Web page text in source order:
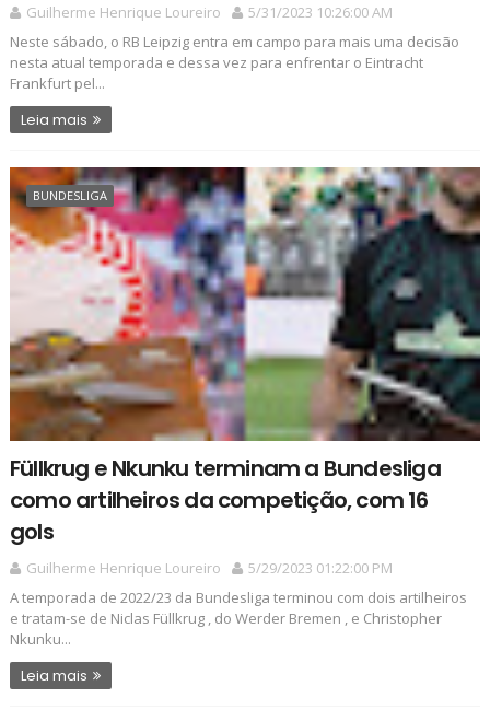
Guilherme Henrique Loureiro
5/31/2023 10:26:00 AM
Neste sábado, o RB Leipzig entra em campo para mais uma decisão
nesta atual temporada e dessa vez para enfrentar o Eintracht
Frankfurt pel...
Leia mais
BUNDESLIGA
Füllkrug e Nkunku terminam a Bundesliga
como artilheiros da competição, com 16
gols
Guilherme Henrique Loureiro
5/29/2023 01:22:00 PM
A temporada de 2022/23 da Bundesliga terminou com dois artilheiros
e tratam-se de Niclas Füllkrug , do Werder Bremen , e Christopher
Nkunku...
Leia mais